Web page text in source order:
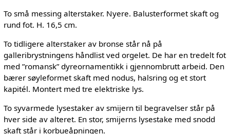
To små messing alterstaker. Nyere. Balusterformet skaft og
rund fot. H. 16,5 cm.
To tidligere alterstaker av bronse står nå på
galleribrystningens håndlist ved orgelet. De har en tredelt fot
med ”romansk” dyreornamentikk i gjennombrutt arbeid. Den
bærer søyleformet skaft med nodus, halsring og et stort
kapitél. Montert med tre elektriske lys.
To syvarmede lysestaker av smijern til begravelser står på
hver side av alteret. En stor, smijerns lysestake med snodd
skaft står i korbueåpningen.